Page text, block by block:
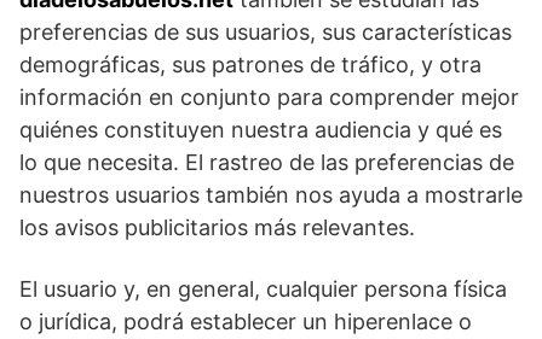
preferencias de sus usuarios, sus características
demográficas, sus patrones de tráfico, y otra
información en conjunto para comprender mejor
quiénes constituyen nuestra audiencia y qué es
lo que necesita. El rastreo de las preferencias de
nuestros usuarios también nos ayuda a mostrarle
los avisos publicitarios más relevantes.
El usuario y, en general, cualquier persona física
o jurídica, podrá establecer un hiperenlace o